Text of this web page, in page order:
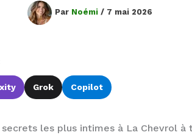
Par Noémi / 7 mai 2026
Grok Copilot
les plus intimes à La Chevrol à